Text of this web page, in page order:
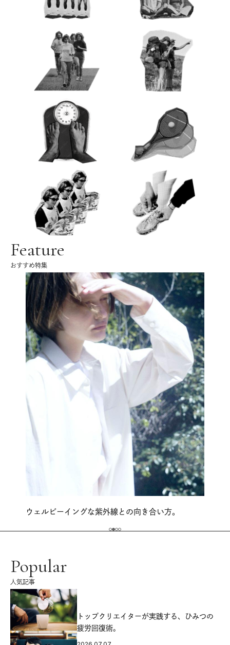
Feature
おすすめ特集
ウェルビーイングな紫外線との向き合い方。
Popular
人気記事
トップクリエイターが実践する、ひみつの
疲労回復術。